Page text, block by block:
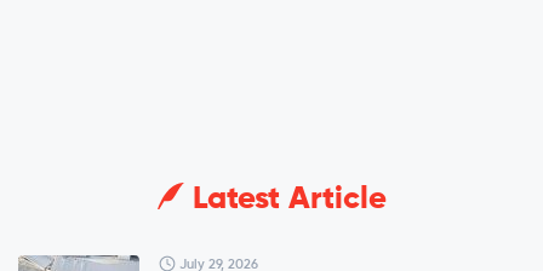
Latest Article
July 29, 2026